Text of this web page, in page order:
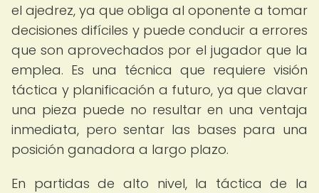
el ajedrez, ya que obliga al oponente a tomar
decisiones difíciles y puede conducir a errores
que son aprovechados por el jugador que la
emplea. Es una técnica que requiere visión
táctica y planificación a futuro, ya que clavar
una pieza puede no resultar en una ventaja
inmediata, pero sentar las bases para una
posición ganadora a largo plazo.
En partidas de alto nivel, la táctica de la